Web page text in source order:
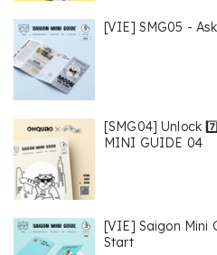
[VIE] SMG05 -
[SMG04] Unlock
MINI GUIDE 04
[VIE] Saigon Mini
Start